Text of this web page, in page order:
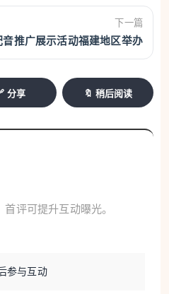
下一篇
推广展示活动福建地区举办
分享 🔖 稍后阅读
评可提升互动曝光。
参与互动